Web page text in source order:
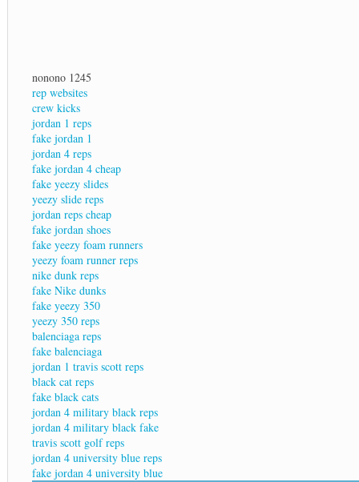
nonono 1245
rep websites
crew kicks
jordan 1 reps
fake jordan 1
jordan 4 reps
fake jordan 4 cheap
fake yeezy slides
yeezy slide reps
jordan reps cheap
fake jordan shoes
fake yeezy foam runners
yeezy foam runner reps
nike dunk reps
fake Nike dunks
fake yeezy 350
yeezy 350 reps
balenciaga reps
fake balenciaga
jordan 1 travis scott reps
black cat reps
fake black cats
jordan 4 military black reps
jordan 4 military black fake
travis scott golf reps
jordan 4 university blue reps
fake jordan 4 university blue